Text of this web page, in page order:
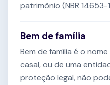
patrimônio (NBR 14653-
Bem de família
Bem de família é o
casal, ou de uma
proteção legal, não